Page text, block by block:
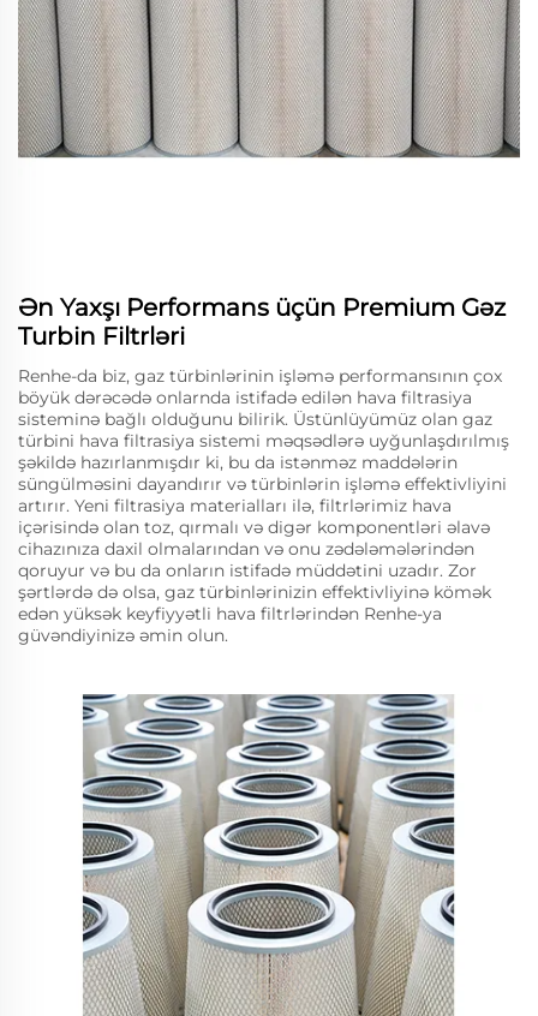
Ən Yaxşı Performans üçün Premium Gəz
Turbin Filtrləri
Renhe-da biz, gaz türbinlərinin işləmə performansının çox
böyük dərəcədə onlarnda istifadə edilən hava filtrasiya
sisteminə bağlı olduğunu bilirik. Üstünlüyümüz olan gaz
türbini hava filtrasiya sistemi məqsədlərə uyğunlaşdırılmış
şəkildə hazırlanmışdır ki, bu da istənməz maddələrin
süngülməsini dayandırır və türbinlərin işləmə effektivliyini
artırır. Yeni filtrasiya materialları ilə, filtrlərimiz hava
içərisində olan toz, qırmalı və digər komponentləri əlavə
cihazınıza daxil olmalarından və onu zədələmələrindən
qoruyur və bu da onların istifadə müddətini uzadır. Zor
şərtlərdə də olsa, gaz türbinlərinizin effektivliyinə kömək
edən yüksək keyfiyyətli hava filtrlərindən Renhe-ya
güvəndiyinizə əmin olun.